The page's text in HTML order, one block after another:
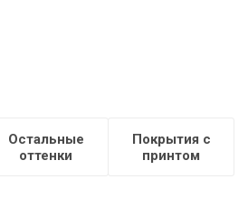
Остальные
оттенки
Покрытия с
принтом